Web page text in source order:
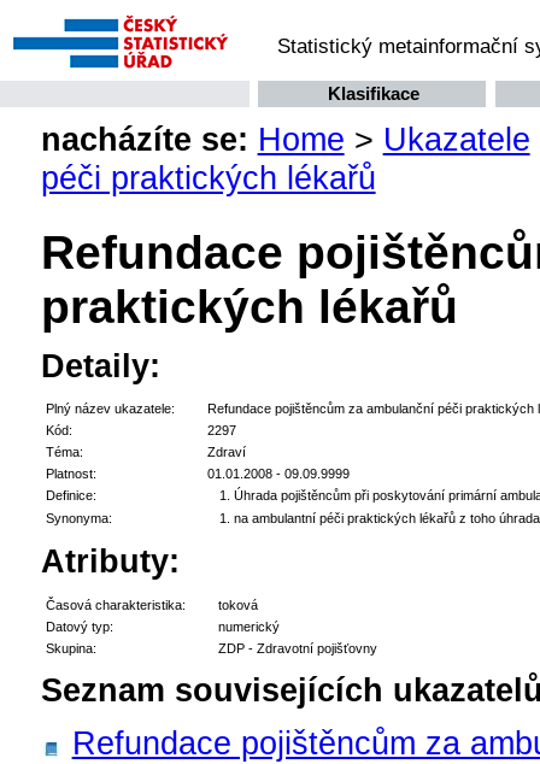
Statistický metainformační
Klasifikace
nacházíte se: Home > Ukazatele
péči praktických lékařů
Refundace
praktických lékařů
Detaily:
Plný název ukazatele:
Refundace pojištěncům za ambulanční péči praktických
Kód:
2297
Téma:
Zdraví
Platnost:
01.01.2008 - 09.09.9999
Definice:
Úhrada pojištěncům při poskytování primární
Synonyma:
na ambulantní péči praktických lékařů z toho
Atributy:
Časová charakteristika:
toková
Datový typ:
numerický
Skupina:
ZDP - Zdravotní pojišťovny
Seznam souvisejících
Refundace pojištěncům za